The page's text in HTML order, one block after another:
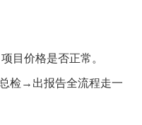
目价格是否正常。
检→出报告全流程走一